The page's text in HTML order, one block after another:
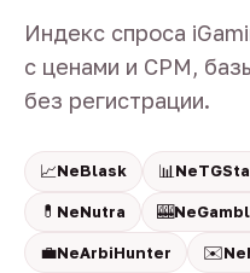
Индекс спроса
с ценами и CPM,
без регистрации.
📈NeBlask 📊
💊 NeNutra 🎰
💼NeArbiHunter ✉️